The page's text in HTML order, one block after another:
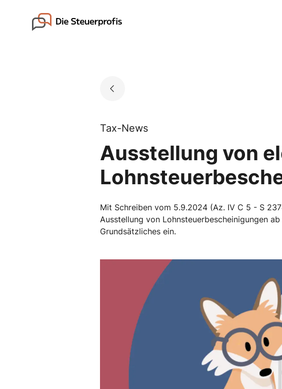
Go to landing page.
Tax-News
Ausstellung von
Mit Schreiben vom 5.9.2024 (Az. IV C 5 - S
Ausstellung von Lohnsteuerbescheinigungen
Grundsätzliches ein.